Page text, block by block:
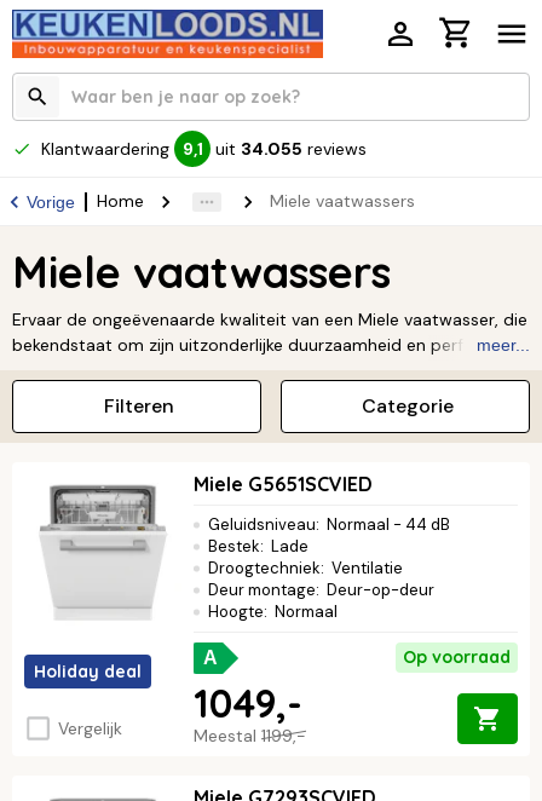
Klantwaardering 9,1 uit 34.055 reviews
Vorige Home Miele vaatwassers
Miele vaatwassers
Ervaar de ongeëvenaarde kwaliteit van een Miele vaatwasser, die
bekendstaat om zijn uitzonderlijke duurzaamheid en perfecte
innovaties zoals AutoDos voor automatische dosering en een
uiterst stille werking. Ontdek het aanbod bij Keukenloods en
investeer in een betrouwbare vaatwasser waar je jarenlang
Lees verder ↓
meer...
Categorie
Filteren
Holiday deal
Vergelijk
Miele G5651SCVIED
Geluidsniveau: Normaal - 44 dB
Bestek: Lade
Droogtechniek: Ventilatie
Deur montage: Deur-op-deur
Hoogte: Normaal
A Op voorraad
Meestal 1199,-
1049,-